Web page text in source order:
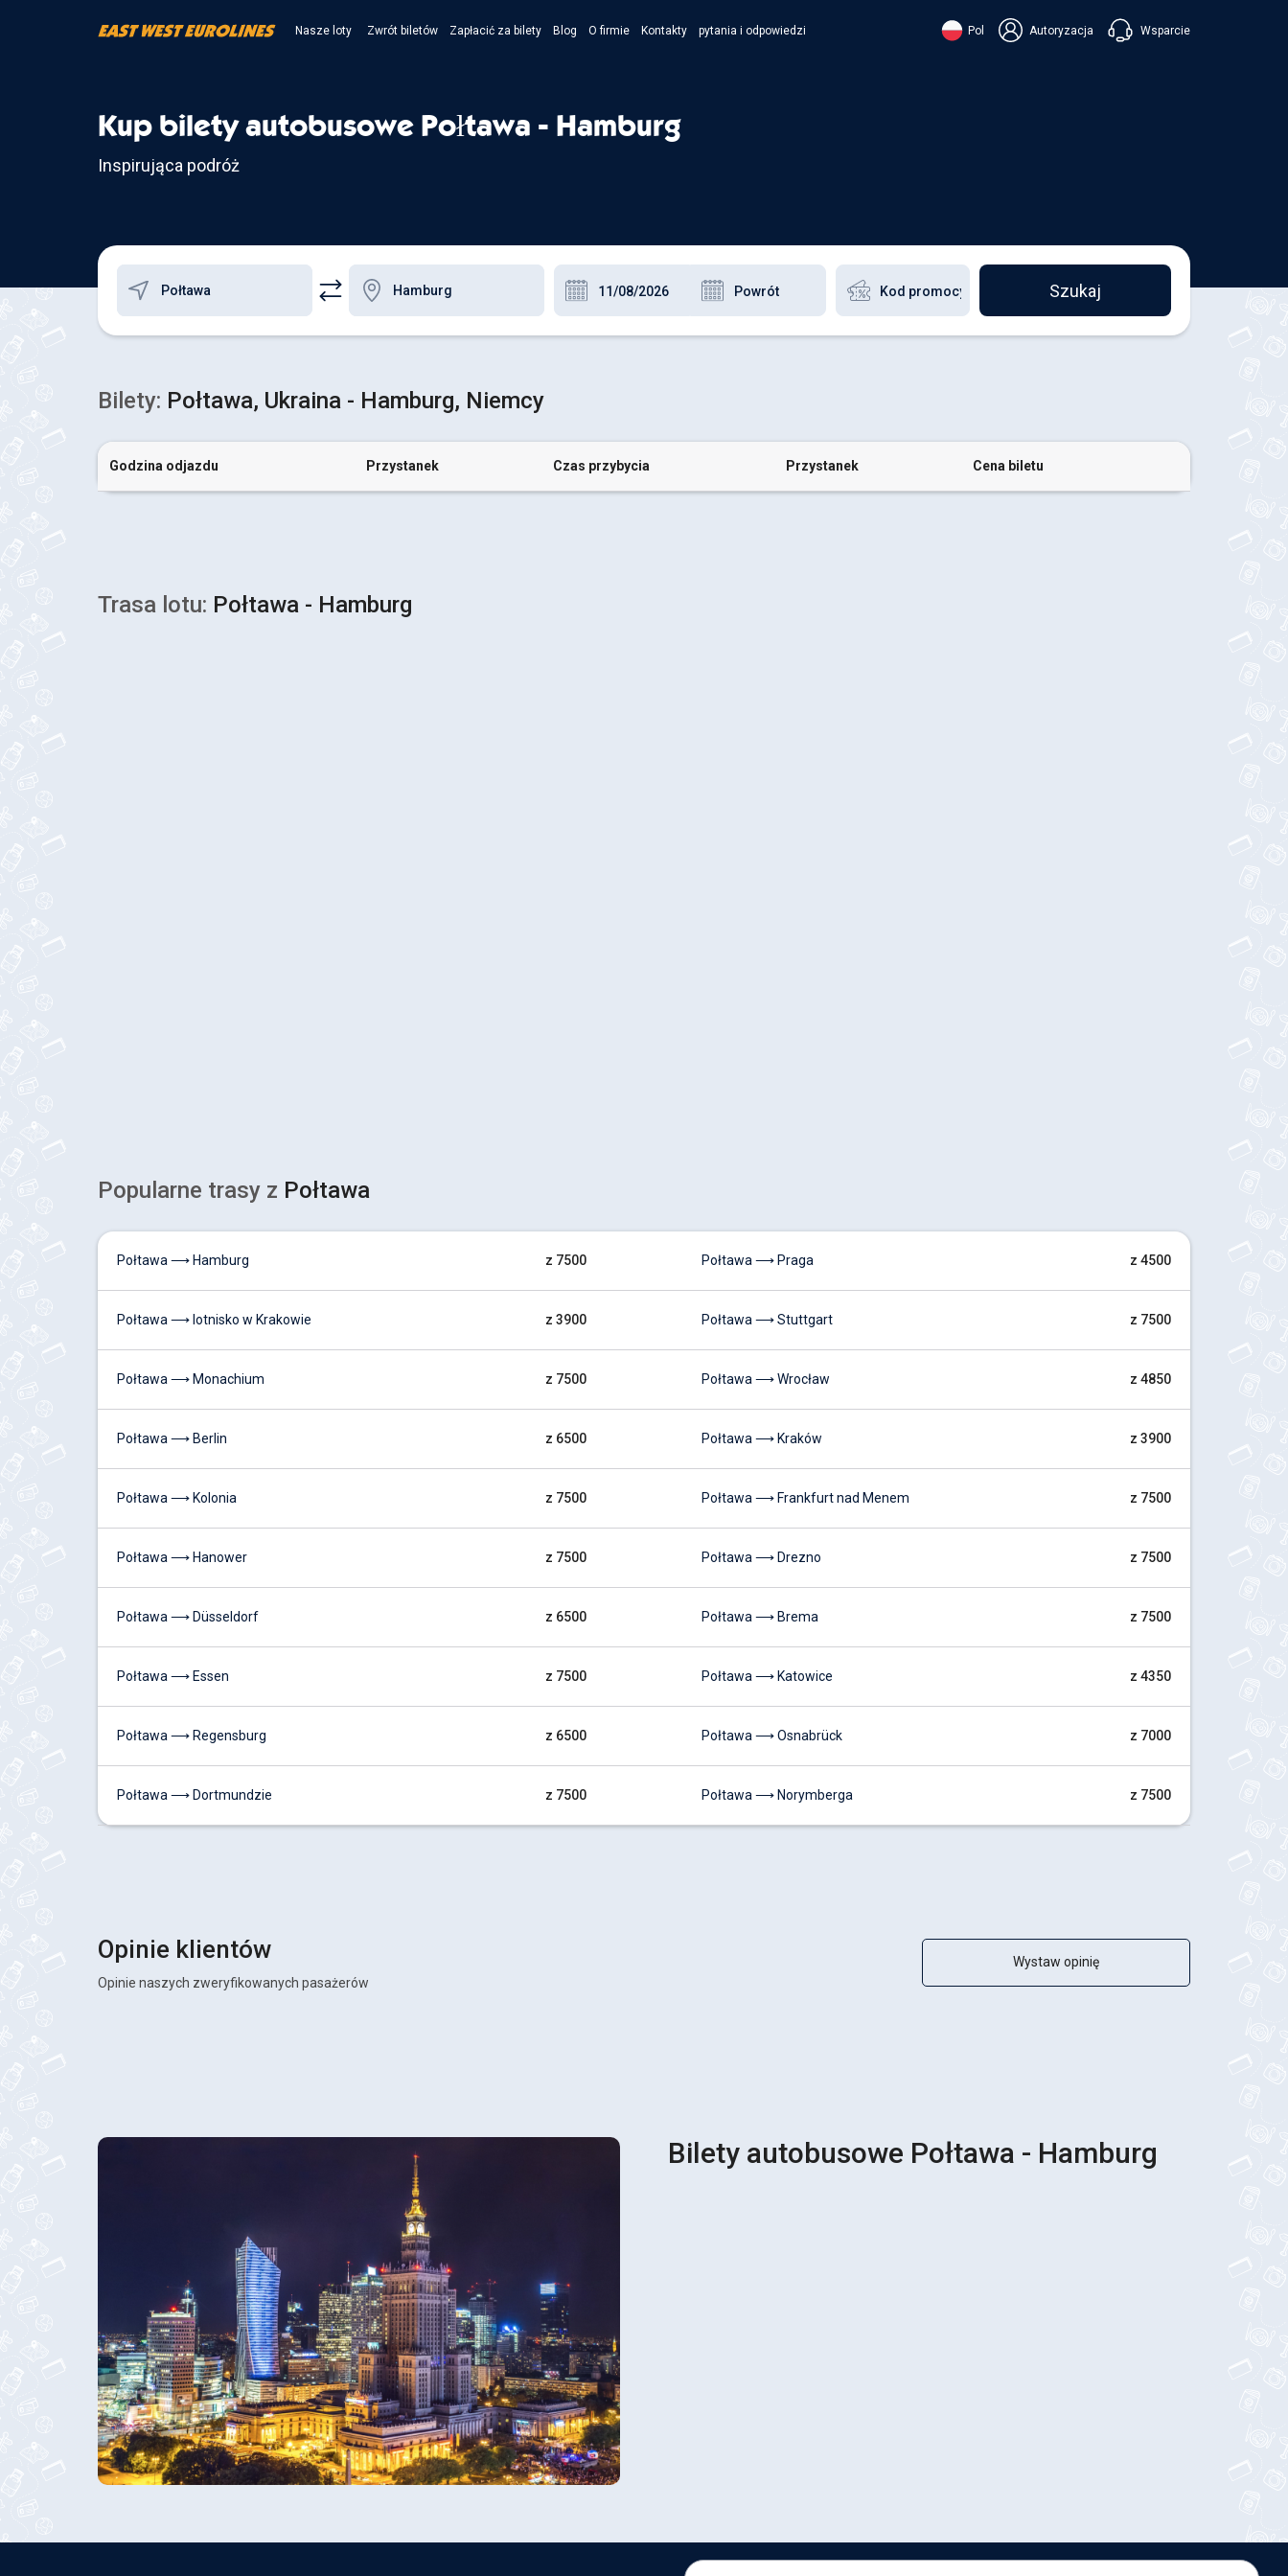
Nasze loty Zwrót biletów Zapłacić za bilety Blog O firmie Kontakty pytania i odpowiedzi Pol Autoryzacja Wsparcie
Czatuj w Messengerze
Kup bilety autobusowe Połtawa - Hamburg
Inspirująca podróż
Szukaj
Bilety: Połtawa, Ukraina - Hamburg, Niemcy
Godzina odjazdu Przystanek Czas przybycia Przystanek Cena biletu
Trasa lotu: Połtawa - Hamburg
Popularne trasy z Połtawa
Połtawa ⟶ Hamburg z 7500
Połtawa ⟶ lotnisko w Krakowie z 3900
Połtawa ⟶ Monachium z 7500
Połtawa ⟶ Berlin z 6500
Połtawa ⟶ Kolonia z 7500
Połtawa ⟶ Hanower z 7500
Połtawa ⟶ Düsseldorf z 6500
Połtawa ⟶ Essen z 7500
Połtawa ⟶ Regensburg z 6500
Połtawa ⟶ Dortmundzie z 7500
Połtawa ⟶ Praga z 4500
Połtawa ⟶ Stuttgart z 7500
Połtawa ⟶ Wrocław z 4850
Połtawa ⟶ Kraków z 3900
Połtawa ⟶ Frankfurt nad Menem z 7500
Połtawa ⟶ Drezno z 7500
Połtawa ⟶ Brema z 7500
Połtawa ⟶ Katowice z 4350
Połtawa ⟶ Osnabrück z 7000
Połtawa ⟶ Norymberga z 7500
Opinie klientów
Opinie naszych zweryfikowanych pasażerów
Wystaw opinię
Bilety autobusowe Połtawa - Hamburg